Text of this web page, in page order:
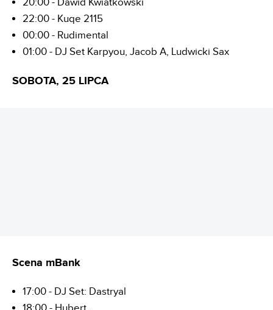
22:00 - Kuqe 2115
00:00 - Rudimental
01:00 - DJ Set Karpyou, Jacob A, Ludwicki Sax
SOBOTA, 25 LIPCA
Scena mBank
17:00 - DJ Set: Dastryal